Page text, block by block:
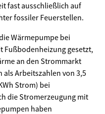
fast ausschließlich auf
fossiler Feuerstellen.
Wärmepumpe bei
Fußbodenheizung gesetzt,
an den Strommarkt
Arbeitszahlen von 3,5
Strom) bei
die Stromerzeugung mit
haben